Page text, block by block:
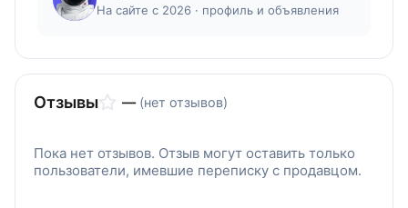
На сайте с 2026 · профиль и объявления
Отзывы — (нет отзывов)
Пока нет отзывов. Отзыв могут оставить только
пользователи, имевшие переписку с продавцом.